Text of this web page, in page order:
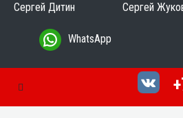
Сергей Дитин
Сергей
WhatsApp
Toggle Navigation